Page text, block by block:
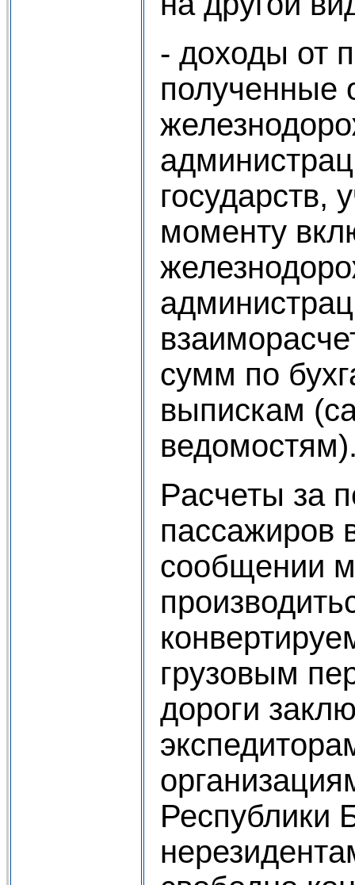
- доходы от
полученные
государств,
моменту
сумм по
выпискам
Расчеты за
пассажиров
сообщении
грузовым
дороги
Республики